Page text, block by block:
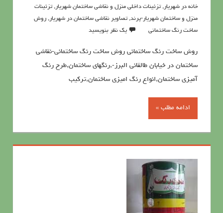
خانه در شهریار,تزئینات داخلی منزل و نقاشی ساختمان شهریار,تزئینات
منزل و ساختمان شهریار-پرند,تصاویر نقاشی ساختمان در شهریار, روش
ساخت رنگ ساختمانی
یک نظر بنویسید
روش ساخت رنگ ساختمانی روش ساخت رنگ ساختمانی-نقاشی
ساختمان در خیابان طالقانی البرز-,رنگهای ساختمان,طرح رنگ
آمیزی ساختمان,انواع رنگ امیزی ساختمان,ترکیب
ادامه مطلب »